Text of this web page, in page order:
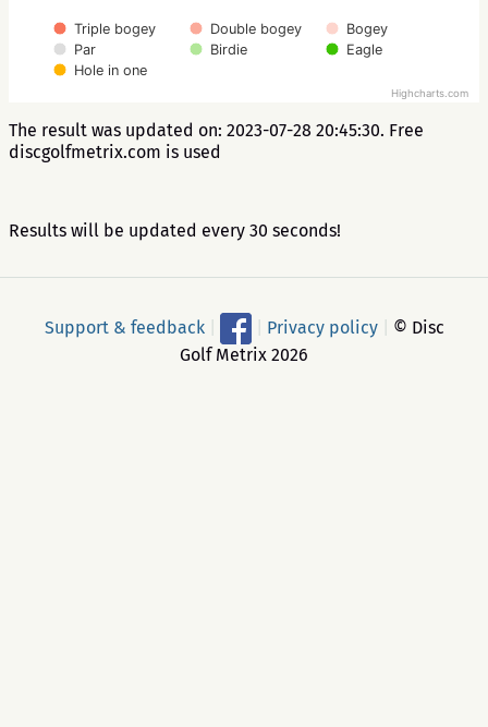
Triple bogey Double bogey
Bogey
Par
Birdie
Eagle
Hole in one
Highcharts.com
The result was updated on: 2023-07-28 20:45:30. Free
discgolfmetrix.com is used
Results will be updated every 30 seconds!
Support & feedback Privacy policy
© Disc
Golf Metrix 2026